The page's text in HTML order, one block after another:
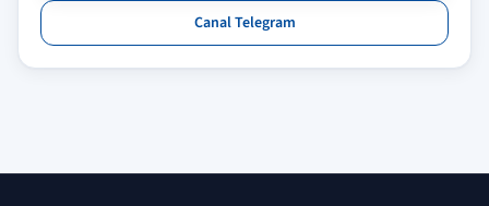
Canal Telegram